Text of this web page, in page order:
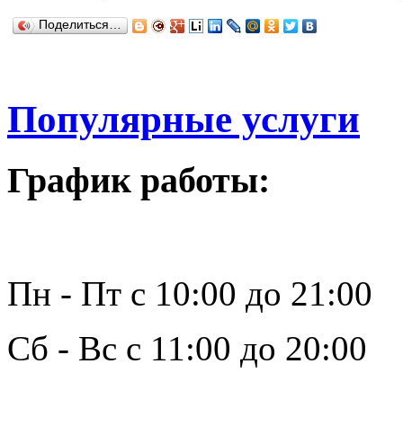
Поделиться…
Популярные услуги
График работы:
Пн - Пт с 10:00 до 21:00
Сб - Вс с 11:00 до 20:00